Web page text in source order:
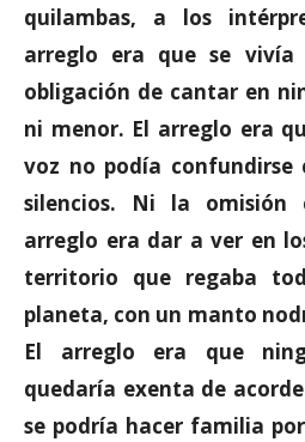
quilambas, a los
arreglo era que se
obligación de cantar en
ni menor. El arreglo era
voz no podía confundirse
silencios. Ni la
arreglo era dar a ver en
territorio que regaba
planeta, con un manto
El arreglo era que
quedaría exenta de
se podría hacer familia